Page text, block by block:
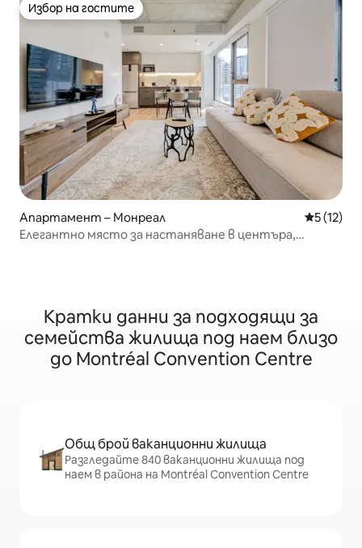
Избор на гостите
Избор на гостите
Апартамент – Монреал Средна
5 (12)
Елегантно място за настаняване в центъра,
Кратки данни за подходящи за
семейства жилища под наем близо
до Montréal Convention Centre
Общ брой ваканционни жилища
Разгледайте 840 ваканционни жилища под
наем в района на Montréal Convention Centre